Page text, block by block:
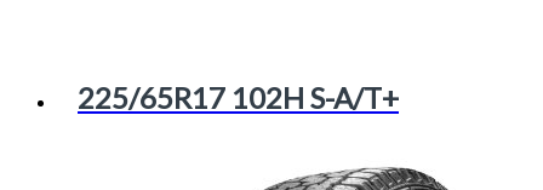
225/65R17 102H S-A/T+